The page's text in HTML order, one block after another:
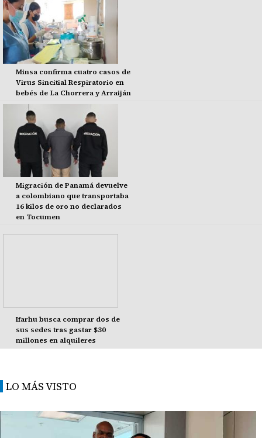
Minsa confirma cuatro casos de
Virus Sincitial Respiratorio en
bebés de La Chorrera y Arraiján
Migración de Panamá devuelve
a colombiano que transportaba
16 kilos de oro no declarados
en Tocumen
Ifarhu busca comprar dos de
sus sedes tras gastar $30
millones en alquileres
LO MÁS VISTO